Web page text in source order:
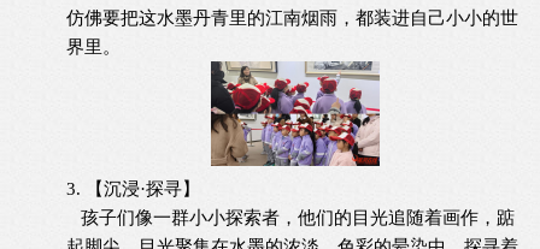
仿佛要把这水墨丹青里的江南烟雨，都装进自己小小的世
界里。
3. 【沉浸·探寻】
孩子们像一群小小探索者，他们的目光追随着画作，踮